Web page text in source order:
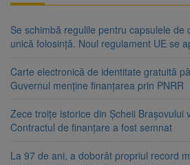
Se schimbă regulile pentru capsulele de
unică folosință. Noul regulament UE se
Carte electronică de identitate gratuită
Guvernul menține finanțarea prin PNRR
Zece troițe istorice din Șcheii Brașovului
Contractul de finanțare a fost semnat
La 97 de ani, a doborât propriul record